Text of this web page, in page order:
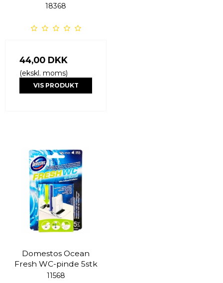
18368
44,00 DKK
(ekskl. moms)
VIS PRODUKT
Domestos Ocean
Fresh WC-pinde 5stk
11568